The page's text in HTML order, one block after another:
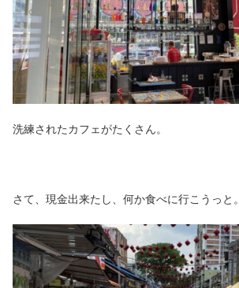
洗練されたカフェがたくさん。
さて、現金出来たし、何か食べに行こうっと。